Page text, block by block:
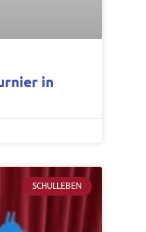
in
SCHULLEBEN